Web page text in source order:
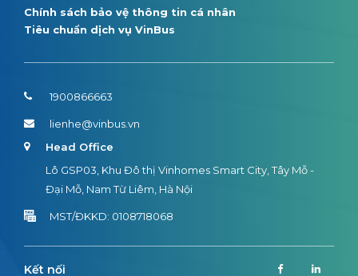
Chính sách bảo vệ thông tin cá nhân
Tiêu chuẩn dịch vụ VinBus
1900866663
lienhe@vinbus.vn
Head Office
Lô GSP03, Khu Đô thị Vinhomes Smart City, Tây Mỗ -
Đại Mỗ, Nam Từ Liêm, Hà Nội
MST/ĐKKD: 0108718068
Kết nối